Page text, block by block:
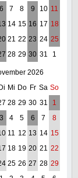
6 7 8 9 10 11
14 15 16 17 18
21 22 23 24 25
28 29 30 31 1
2026
Di Mi Do Fr Sa So
28 29 30 31
1
3 4 5 6 7
8
11 12 13 14 15
18 19 20 21 22
25 26 27 28 29